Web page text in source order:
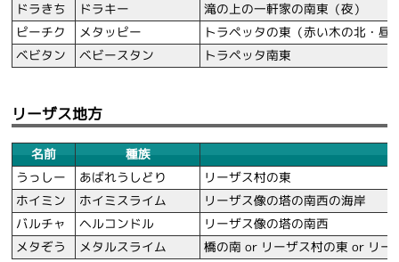
ドラきち
ドラキー
滝の上の一軒家の南東（夜）
ピーチク
メタッピー
トラペッタの東（赤い木の北・昼
ベビタン
ベビースタン トラペッタ南東
リーザス地方
名前 種族
うっしー
あばれうしどり
リーザス村の東
ホイミン
ホイミスライム
リーザス像の塔の南西の海岸
バルチャ
ヘルコンドル
リーザス像の塔の南西
メタぞう
メタルスライム 橋の南 or リーザス村の東 or リー